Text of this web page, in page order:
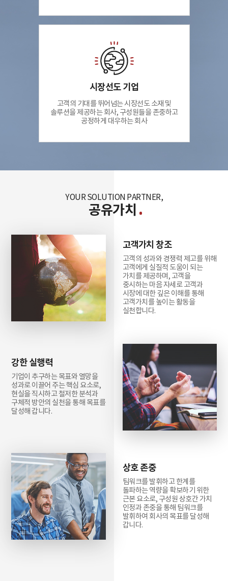
시장선도 기업
고객의 기대를 뛰어넘는 시장선도 소재 및
솔루션을 제공하는 회사, 구성원들을 존중하고
공정하게 대우하는 회사
YOUR SOLUTION PARTNER,
공유가치
고객가치 창조
고객의 성과와 경쟁력 제고를 위해
고객에게 실질적 도움이 되는
가치를 제공하며, 고객을
중시하는 마음 자세로 고객과
시장에 대한 깊은 이해를 통해
고객가치를 높이는 활동을
실천합니다.
강한 실행력
기업이 추구하는 목표와 열망을
성과로 이끌어 주는 핵심 요소로,
현실을 직시하고 철저한 분석과
구체적 방안의 실천을 통해 목표를
달성해 갑니다.
상호 존중
팀워크를 발휘하고 한계를
돌파하는 역량을 확보하기 위한
근본 요소로, 구성원 상호간 가치
인정과 존중을 통해 팀워크를
발휘하여 회사의 목표를 달성해
갑니다.